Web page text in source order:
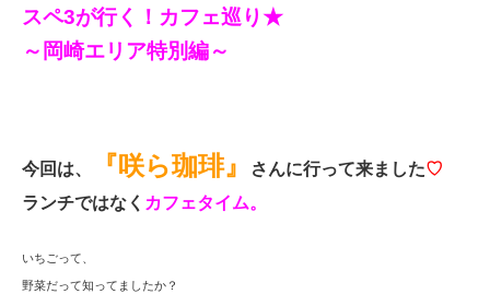
スペ3が行く！カフェ巡り★
～岡崎エリア特別編～
今回は、 『咲ら珈琲』 さんに行って来ました♡
ランチではなく カフェタイム。
いちごって、
野菜だって知ってましたか？